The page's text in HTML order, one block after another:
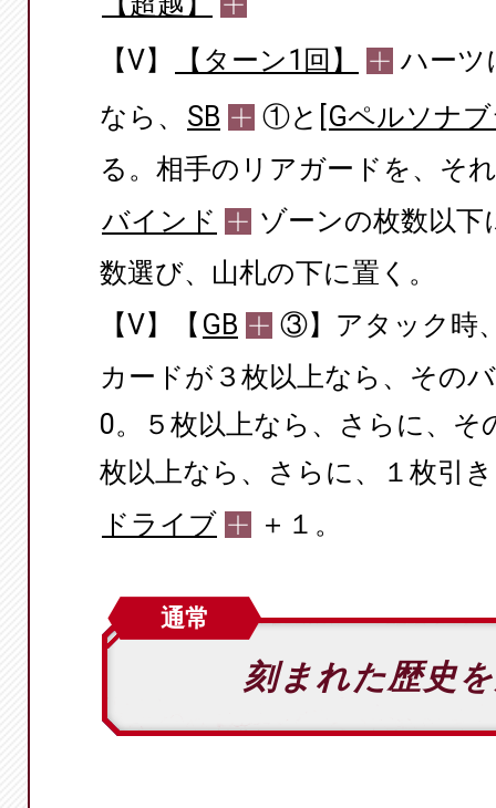
【V】
【ターン1回】
ハーツ
なら、
SB ①と[ Gペルソナ
る。相手のリアガードを、そ
バインド
ゾーンの枚数以
数選び、山札の下に置く。
【V】【 GB
③】アタック時
カードが３枚以上なら、その
0。５枚以上なら、さらに、
枚以上なら、さらに、１枚引
ドライブ
＋１。
通常
刻まれた歴史